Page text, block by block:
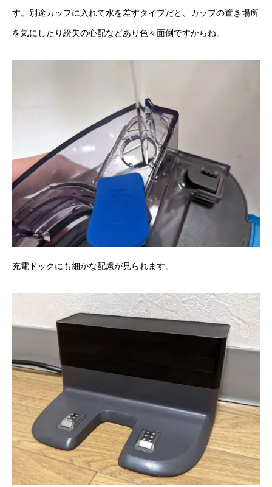
す。別途カップに入れて水を差すタイプだと、カップの置き場所
を気にしたり紛失の心配などあり色々面倒ですからね。
充電ドックにも細かな配慮が見られます。